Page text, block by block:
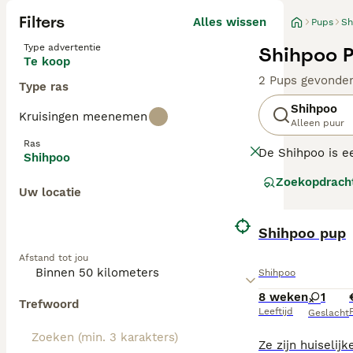
Filters Alles wissen
Type advertentie
Te koop
Type ras
Kruisingen meenemen
Ras
Shihpoo
Uw locatie
Afstand tot jou
Trefwoord
Pups
Shihpoo
2 Pups
Shihpoo
Alleen puur
De Shihpoo is
afhankelijk
Lees onze
Shihpoo pup
Shihpoo
8 weken
Leeftijd
1
Geslacht